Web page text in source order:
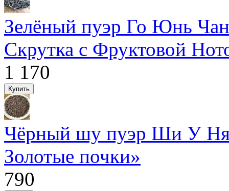
Зелёный пуэр Го Юнь
Скрутка с Фруктовой
1 170
Чёрный шу пуэр Ши У
Золотые почки»
790